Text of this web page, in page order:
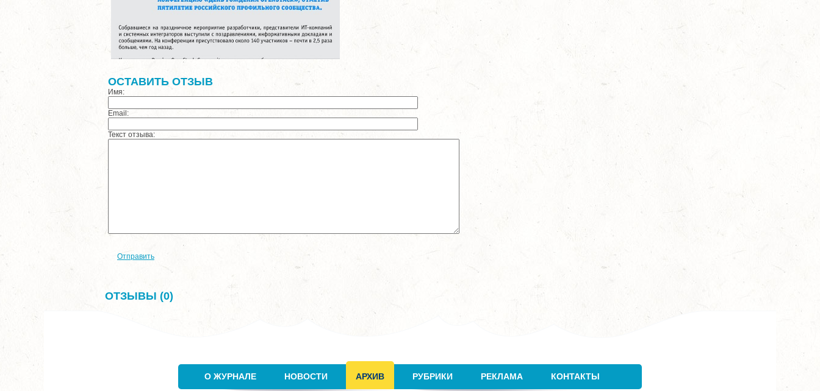
ОСТАВИТЬ ОТЗЫВ
Имя:
Email:
Текст отзыва:
Отправить
ОТЗЫВЫ (0)
О ЖУРНАЛЕ НОВОСТИ АРХИВ РУБРИКИ РЕКЛАМА КОНТАКТЫ